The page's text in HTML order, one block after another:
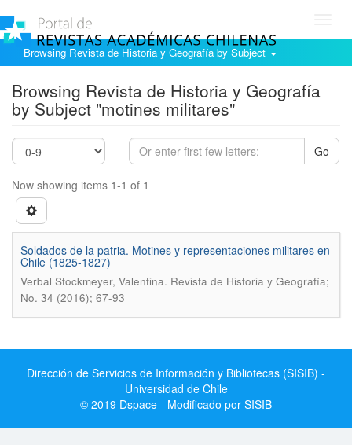
Browsing Revista de Historia y Geografía by Subject
Browsing Revista de Historia y Geografía
by Subject "motines militares"
Go
Now showing items 1-1 of 1
Soldados de la patria. Motines y representaciones militares en
Chile (1825-1827)
Verbal Stockmeyer, Valentina. Revista de Historia y Geografí­a;
No. 34 (2016); 67-93
Dirección de Servicios de Información y Bibliotecas (SISIB) -
Universidad de Chile
© 2019 Dspace - Modificado por SISIB